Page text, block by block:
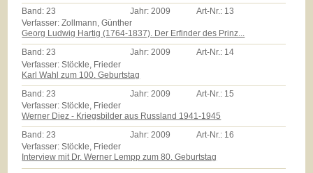
Band:23 Jahr:2009 Art-Nr.: 13
Verfasser: Zollmann, Günther
Georg Ludwig Hartig (1764-1837). Der Erfinder des Prinz...
Band:23 Jahr:2009 Art-Nr.: 14
Verfasser: Stöckle, Frieder
Karl Wahl zum 100. Geburtstag
Band:23 Jahr:2009 Art-Nr.: 15
Verfasser: Stöckle, Frieder
Werner Diez - Kriegsbilder aus Russland 1941-1945
Band:23 Jahr:2009 Art-Nr.: 16
Verfasser: Stöckle, Frieder
Interview mit Dr. Werner Lempp zum 80. Geburtstag